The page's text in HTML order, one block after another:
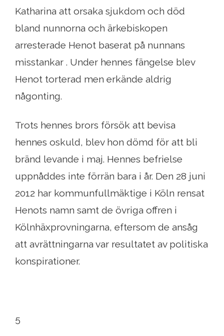
Katharina att orsaka sjukdom och död
bland nunnorna och ärkebiskopen
arresterade Henot baserat på nunnans
misstankar . Under hennes fängelse blev
Henot torterad men erkände aldrig
någonting.
Trots hennes brors försök att bevisa
hennes oskuld, blev hon dömd för att bli
bränd levande i maj. Hennes befrielse
uppnåddes inte förrän bara i år. Den 28 juni
2012 har kommunfullmäktige i Köln rensat
Henots namn samt de övriga offren i
Kölnhäxprovningarna, eftersom de ansåg
att avrättningarna var resultatet av politiska
konspirationer.
5